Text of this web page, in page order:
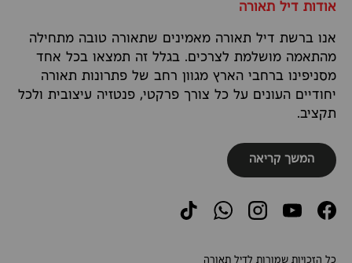
אודות דיל תאורה
אנו ברשת דיל תאורה מאמינים שתאורה טובה מתחילה
מהתאמה מושלמת לצרכים. בגלל זה תמצאו בכל אחד
מסניפינו ברחבי הארץ מגוון רחב של פתרונות תאורה
יחודיים העונים על כל צורך פרקטי, פנטזיה עיצובית ולכל
תקציב.
המשך קריאה
Facebook
YouTube
Instagram
WhatsApp
TikTok
כל הזכויות שמורות לדיל תאורה